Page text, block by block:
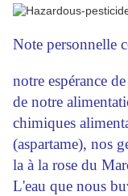
Note personnelle
notre espérance
de notre
chimiques
(aspartame), nos
la à la rose du
L'eau que nous